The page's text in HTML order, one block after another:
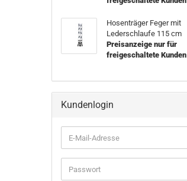
Hosenträger Feger mit
Lederschlaufe 115 cm
Preisanzeige nur für
freigeschaltete Kunden
Kundenlogin